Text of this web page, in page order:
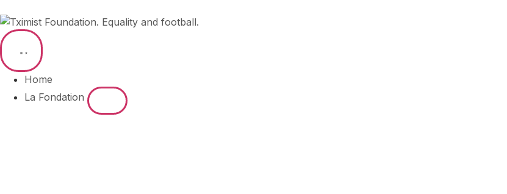
Home
La Fondation